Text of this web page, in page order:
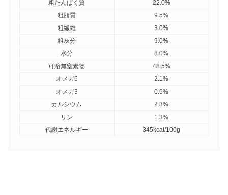
粗たんぱく質
22.0%
粗脂質
9.5%
粗繊維
3.0%
粗灰分
9.0%
水分
8.0%
可溶無窒素物
48.5%
オメガ6
2.1%
オメガ3
0.6%
カルシウム
2.3%
リン
1.3%
代謝エネルギー
345kcal/100g